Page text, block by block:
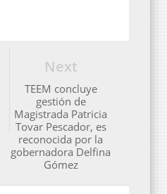
Next
TEEM concluye
gestión de
Magistrada Patricia
Tovar Pescador, es
reconocida por la
gobernadora Delfina
Gómez